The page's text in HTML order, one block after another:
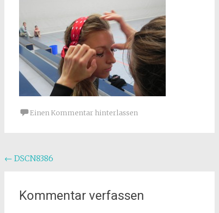
Einen Kommentar hinterlassen
Beitragsnavigation
← DSCN8386
Kommentar verfassen